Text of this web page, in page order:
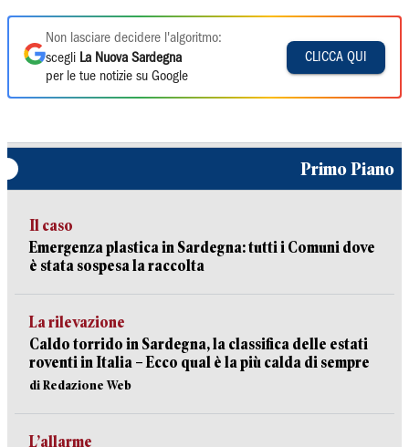
Non lasciare decidere l'algoritmo:
scegli La Nuova Sardegna
per le tue notizie su Google
CLICCA QUI
Primo Piano
Il caso
Emergenza plastica in Sardegna: tutti i Comuni dove
è stata sospesa la raccolta
La rilevazione
Caldo torrido in Sardegna, la classifica delle estati
roventi in Italia – Ecco qual è la più calda di sempre
di Redazione Web
L’allarme